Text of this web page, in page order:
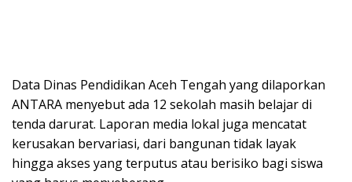
Data Dinas Pendidikan Aceh Tengah yang dilaporkan
ANTARA menyebut ada 12 sekolah masih belajar di
tenda darurat. Laporan media lokal juga mencatat
kerusakan bervariasi, dari bangunan tidak layak
hingga akses yang terputus atau berisiko bagi siswa